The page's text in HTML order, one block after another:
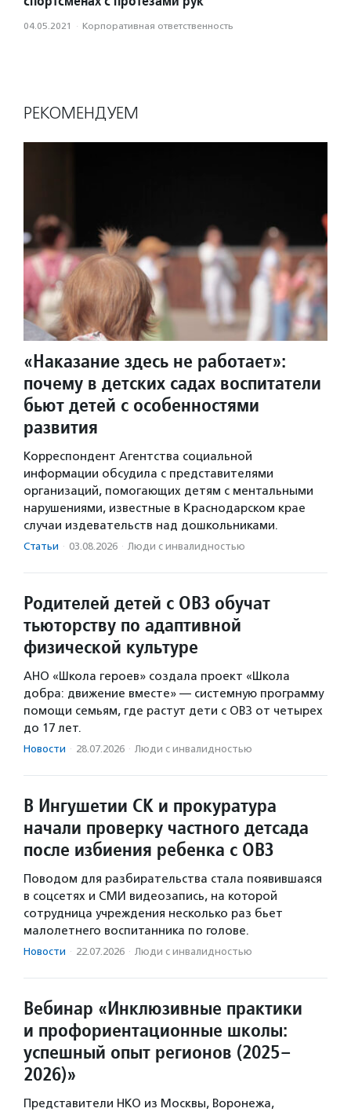
04.05.2021 · Корпоративная ответственность
РЕКОМЕНДУЕМ
«Наказание здесь не работает»:
почему в детских садах воспитатели
бьют детей с особенностями
развития
Корреспондент Агентства социальной
информации обсудила с представителями
организаций, помогающих детям с ментальными
нарушениями, известные в Краснодарском крае
случаи издевательств над дошкольниками.
Статьи · 03.08.2026 · Люди с инвалидностью
Родителей детей с ОВЗ обучат
тьюторству по адаптивной
физической культуре
АНО «Школа героев» создала проект «Школа
добра: движение вместе» — системную программу
помощи семьям, где растут дети с ОВЗ от четырех
до 17 лет.
Новости · 28.07.2026 · Люди с инвалидностью
В Ингушетии СК и прокуратура
начали проверку частного детсада
после избиения ребенка с ОВЗ
Поводом для разбирательства стала появившаяся
в соцсетях и СМИ видеозапись, на которой
сотрудница учреждения несколько раз бьет
малолетнего воспитанника по голове.
Новости · 22.07.2026 · Люди с инвалидностью
Вебинар «Инклюзивные практики
и профориентационные школы:
успешный опыт регионов (2025–
2026)»
Представители НКО из Москвы, Воронежа,